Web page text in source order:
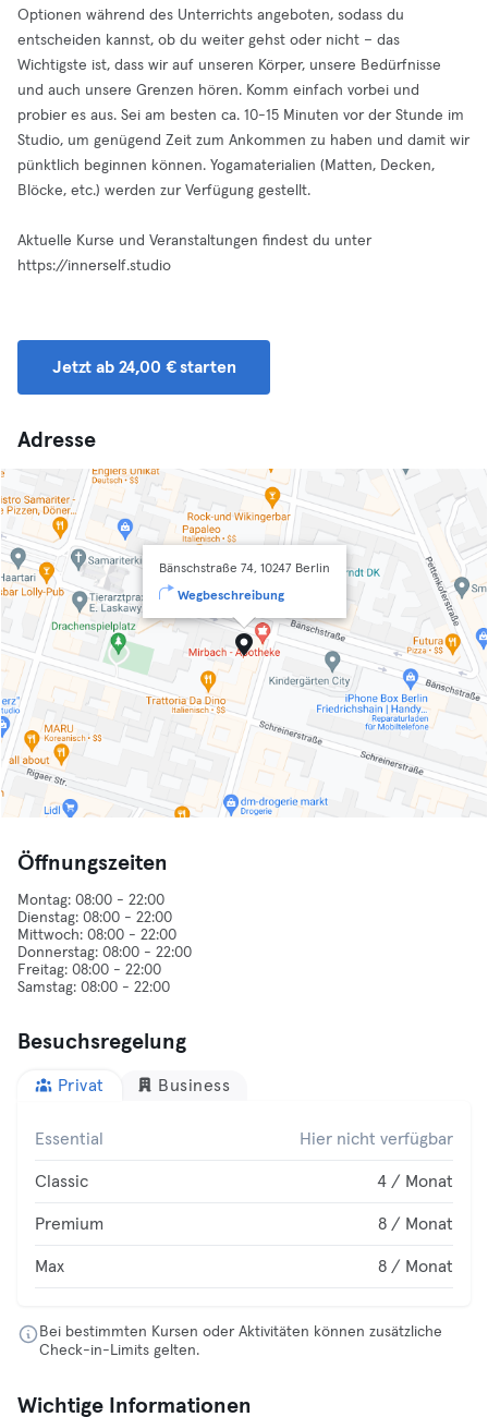
Optionen während des Unterrichts angeboten, sodass du
entscheiden kannst, ob du weiter gehst oder nicht – das
Wichtigste ist, dass wir auf unseren Körper, unsere Bedürfnisse
und auch unsere Grenzen hören. Komm einfach vorbei und
probier es aus. Sei am besten ca. 10-15 Minuten vor der Stunde im
Studio, um genügend Zeit zum Ankommen zu haben und damit wir
pünktlich beginnen können. Yogamaterialien (Matten, Decken,
Blöcke, etc.) werden zur Verfügung gestellt.
Aktuelle Kurse und Veranstaltungen findest du unter
https://innerself.studio
Jetzt ab 24,00 € starten
Adresse
Bänschstraße 74, 10247 Berlin
Wegbeschreibung
Öffnungszeiten
Montag: 08:00 - 22:00
Dienstag: 08:00 - 22:00
Mittwoch: 08:00 - 22:00
Donnerstag: 08:00 - 22:00
Freitag: 08:00 - 22:00
Besuchsregelung
Privat Business
Essential Hier nicht verfügbar
Classic 4 / Monat
Premium 8 / Monat
Max 8 / Monat
Bei bestimmten Kursen oder Aktivitäten können zusätzliche
Check-in-Limits gelten.
Wichtige Informationen